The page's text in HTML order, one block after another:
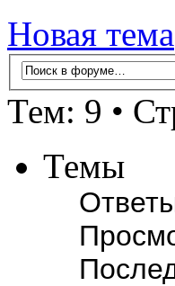
Новая тема
Тем: 9 •
Темы